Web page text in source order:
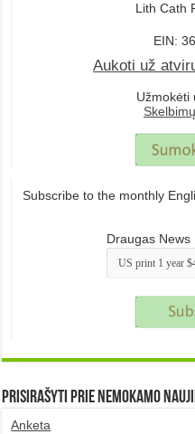
Lith Cath
EIN:
Aukoti už
Užmokėti
Subscribe to the monthly
Draugas News
Prisirašyti prie nemokamo
Anketa